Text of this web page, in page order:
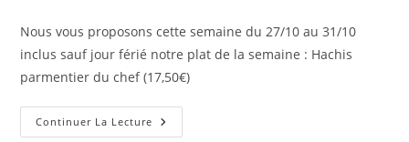
Nous vous proposons cette semaine du 27/10 au 31/10
inclus sauf jour férié notre plat de la semaine : Hachis
parmentier du chef (17,50€)
Continuer La Lecture